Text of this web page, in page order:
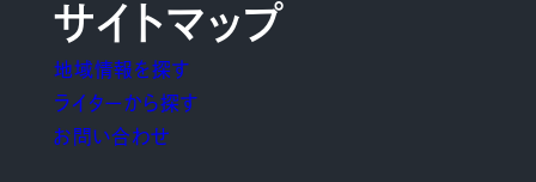
サイトマップ
地域情報を探す
ライターから探す
お問い合わせ